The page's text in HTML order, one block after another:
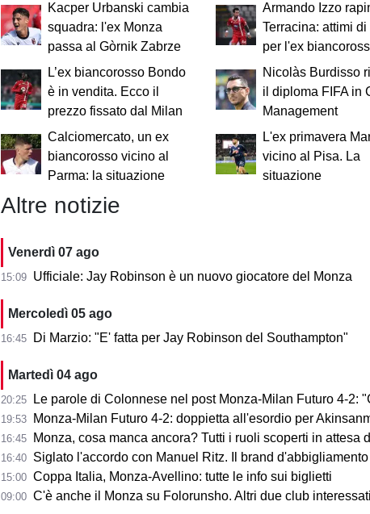
Kacper Urbanski cambia
squadra: l'ex Monza
passa al Gòrnik Zabrze
Armando Izzo
Terracina: attimi di
per l'ex
L’ex biancorosso Bondo
è in vendita. Ecco il
prezzo fissato dal Milan
Nicolàs Burdisso
il diploma FIFA in
Management
Calciomercato, un ex
biancorosso vicino al
Parma: la situazione
L'ex primavera
vicino al Pisa. La
situazione
Altre notizie
Venerdì 07 ago
15:09 Ufficiale: Jay Robinson è un nuovo giocatore del Monza
Mercoledì 05 ago
16:45 Di Marzio: "E' fatta per Jay Robinson del Southampton"
Martedì 04 ago
20:25 Le parole di Colonnese nel post Monza-Milan Futuro 4-2: "Ci sentiamo
19:53 Monza-Milan Futuro 4-2: doppietta all'esordio per
16:45 Monza, cosa manca ancora? Tutti i ruoli scoperti in attesa della fine del
16:40 Siglato l'accordo con Manuel Ritz. Il brand d'abbigliamento italiano vestirà il
15:00 Coppa Italia, Monza-Avellino: tutte le info sui biglietti
09:00 C'è anche il Monza su Folorunsho. Altri due club interessati al